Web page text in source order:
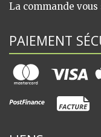
La commande
PAIEMENT